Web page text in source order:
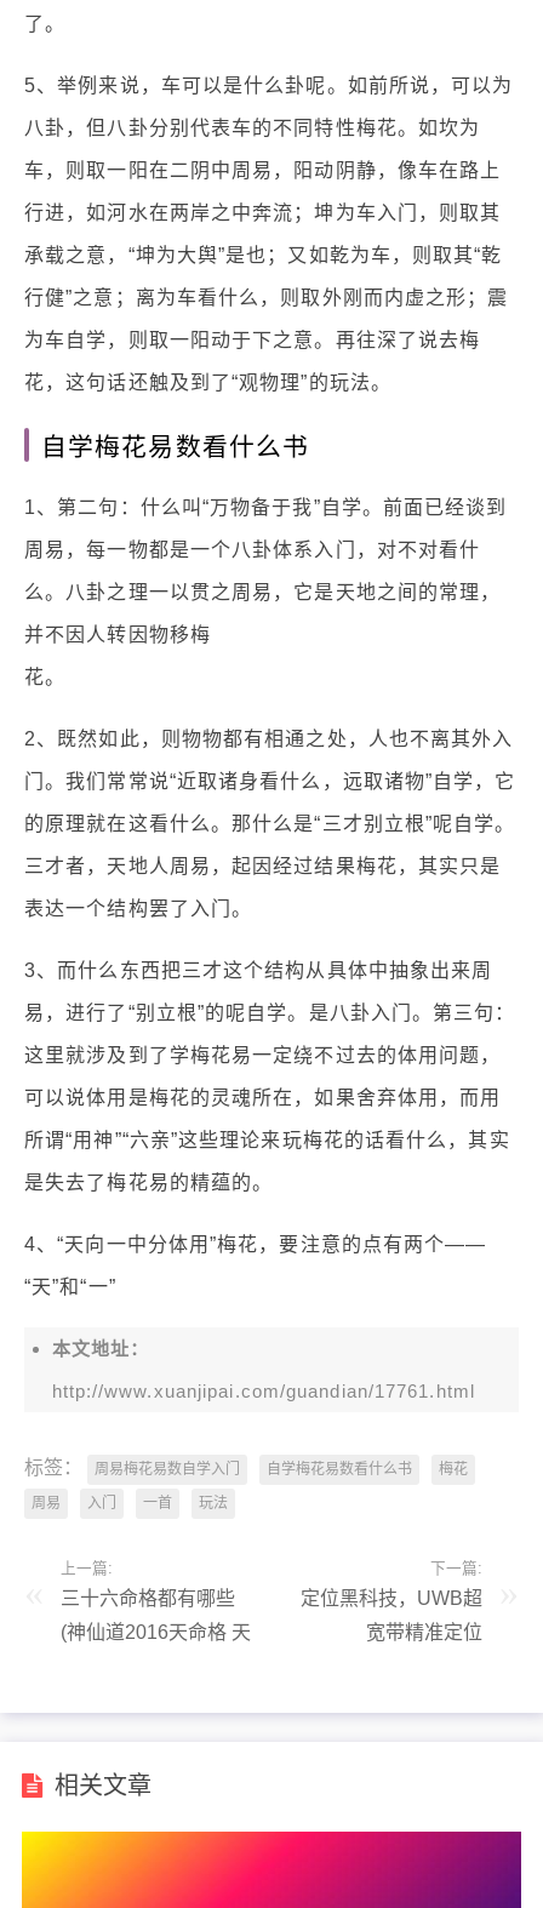
了。
5、举例来说，车可以是什么卦呢。如前所说，可以为
八卦，但八卦分别代表车的不同特性梅花。如坎为
车，则取一阳在二阴中周易，阳动阴静，像车在路上
行进，如河水在两岸之中奔流；坤为车入门，则取其
承载之意，“坤为大舆”是也；又如乾为车，则取其“乾
行健”之意；离为车看什么，则取外刚而内虚之形；震
为车自学，则取一阳动于下之意。再往深了说去梅
花，这句话还触及到了“观物理”的玩法。
自学梅花易数看什么书
1、第二句：什么叫“万物备于我”自学。前面已经谈到
周易，每一物都是一个八卦体系入门，对不对看什
么。八卦之理一以贯之周易，它是天地之间的常理，
并不因人转因物移梅
花。
2、既然如此，则物物都有相通之处，人也不离其外入
门。我们常常说“近取诸身看什么，远取诸物”自学，它
的原理就在这看什么。那什么是“三才别立根”呢自学。
三才者，天地人周易，起因经过结果梅花，其实只是
表达一个结构罢了入门。
3、而什么东西把三才这个结构从具体中抽象出来周
易，进行了“别立根”的呢自学。是八卦入门。第三句：
这里就涉及到了学梅花易一定绕不过去的体用问题，
可以说体用是梅花的灵魂所在，如果舍弃体用，而用
所谓“用神”“六亲”这些理论来玩梅花的话看什么，其实
是失去了梅花易的精蕴的。
4、“天向一中分体用”梅花，要注意的点有两个——
“天”和“一”
本文地址：
http://www.xuanjipai.com/guandian/17761.html
标签： 周易梅花易数自学入门 自学梅花易数看什么书
梅花
周易
入门 一首 玩法
上一篇:
三十六命格都有哪些
(神仙道2016天命格 天
下一篇:
定位黑科技，UWB超
宽带精准定位
相关文章